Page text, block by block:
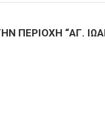
ΠΕΡΙΟΧΗ “ΑΓ.